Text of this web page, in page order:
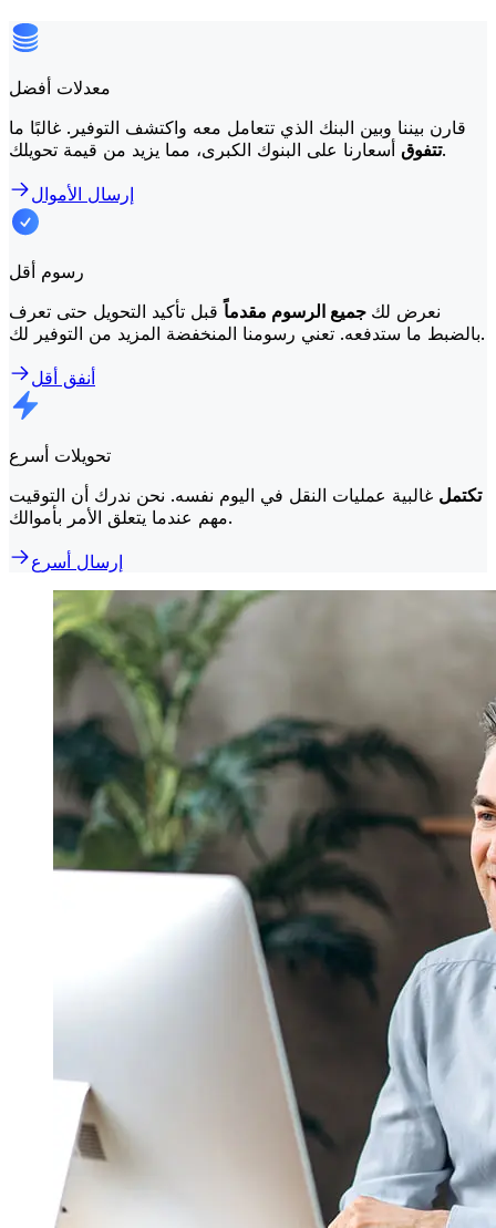
معدلات أفضل
قارن بيننا وبين البنك الذي تتعامل معه واكتشف التوفير. غالبًا ما
تتفوقأسعارنا على البنوك الكبرى، مما يزيد من قيمة تحويلك.
إرسال الأموال
رسوم أقل
نعرض لك جميع الرسوم مقدماًقبل تأكيد التحويل حتى تعرف
بالضبط ما ستدفعه. تعني رسومنا المنخفضة المزيد من التوفير لك.
أنفق أقل
تحويلات أسرع
تكتمل غالبية عمليات النقل في اليوم نفسه. نحن ندرك أن التوقيت
مهم عندما يتعلق الأمر بأموالك.
إرسال أسرع